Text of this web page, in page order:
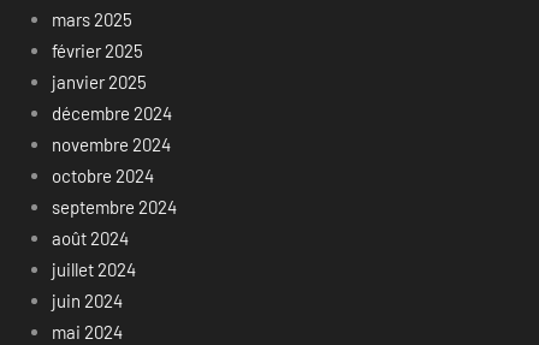
mars 2025
février 2025
janvier 2025
décembre 2024
novembre 2024
octobre 2024
septembre 2024
août 2024
juillet 2024
juin 2024
mai 2024